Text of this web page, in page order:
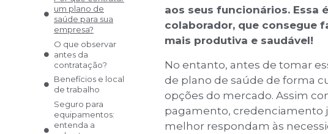
um plano de
saúde para sua
empresa?
O que observar
antes da
contratação?
Benefícios e local
de trabalho
Seguro para
equipamentos:
entenda a
aos seus funcionários. Essa
colaborador, que consegue
mais produtiva e saudável!
No entanto, antes de tomar
de plano de saúde de forma
opções do mercado. Assim
pagamento, credenciamento
melhor respondam às